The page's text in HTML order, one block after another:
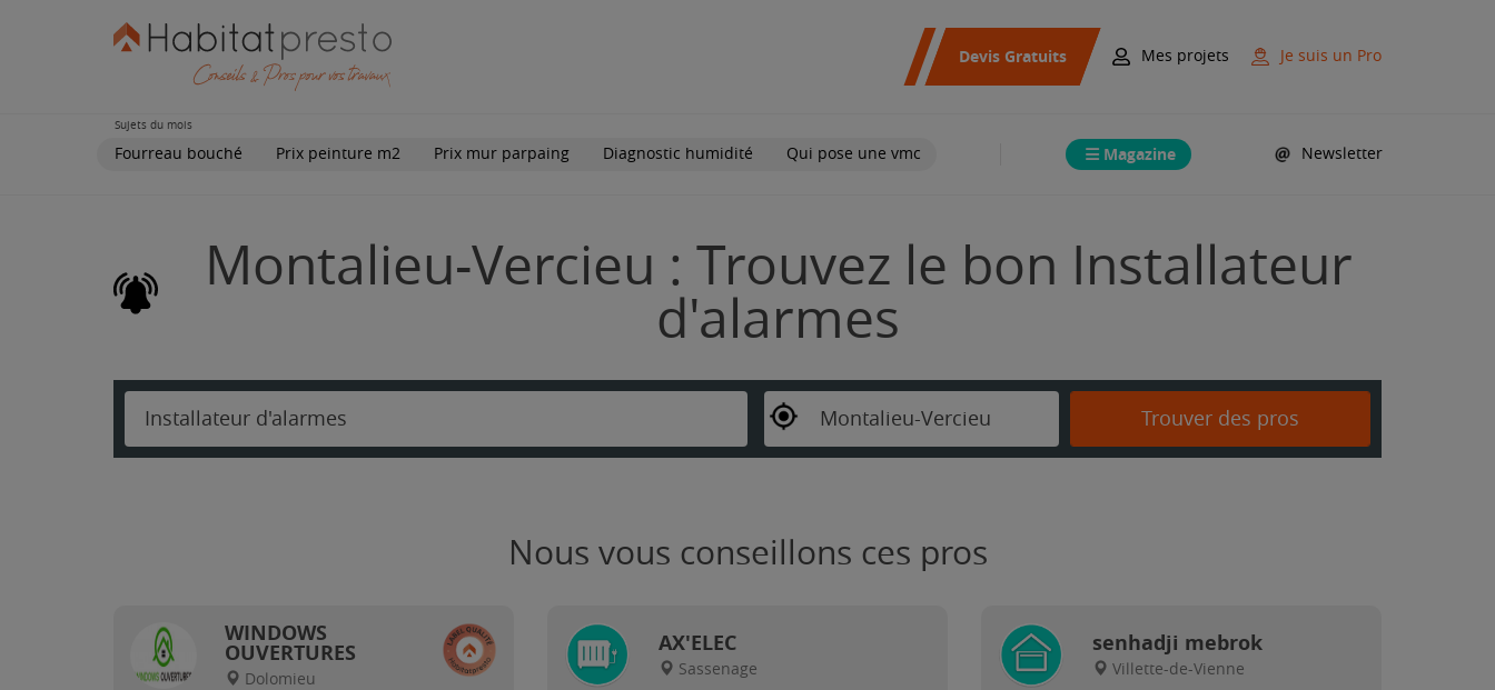
Devis Gratuits Mes projets Je suis un Pro
Sujets du mois
Fourreau bouché Prix peinture m2 Prix mur parpaing Diagnostic humidité Qui pose une vmc Magazine Newsletter
Montalieu-Vercieu : Trouvez le bon Installateur
d'alarmes
Installateur d'alarmes Montalieu-Vercieu Trouver des pros
Nous vous conseillons ces pros
WINDOWS
OUVERTURES
Dolomieu
AX'ELEC
Sassenage
senhadji mebrok
Villette-de-Vienne